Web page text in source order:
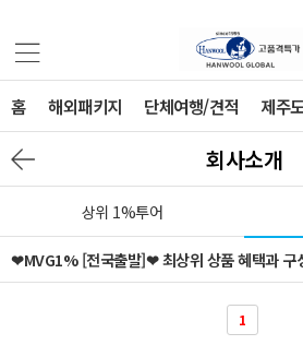
홈 해외패키지 단체여행/견적 제주
회사소개
상위 1%투어
❤MVG1% [전국출발]❤ 최상위 상품 혜택과 구
1